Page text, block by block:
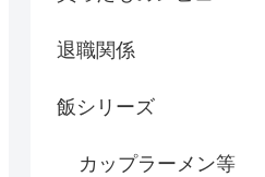
退職関係
飯シリーズ
カップラーメン等